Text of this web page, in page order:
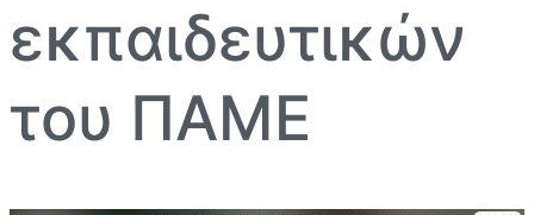
εκπαιδευτικών
του ΠΑΜΕ